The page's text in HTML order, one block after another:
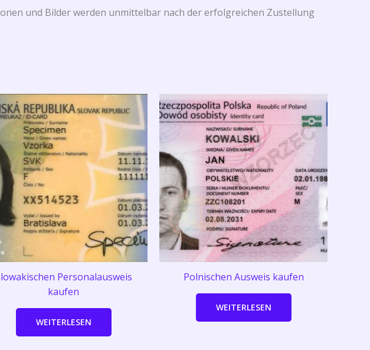
und Bilder werden unmittelbar nach der erfolgreichen Zustellung
Personalausweis
kaufen
WEITERLESEN
Polnischen Ausweis kaufen
WEITERLESEN